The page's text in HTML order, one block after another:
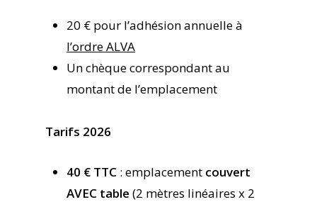
20 € pour l’adhésion annuelle à
l’ordre ALVA
Un chèque correspondant au
montant de l’emplacement
Tarifs 2026
40 € TTC : emplacement couvert
AVEC table (2 mètres linéaires x 2